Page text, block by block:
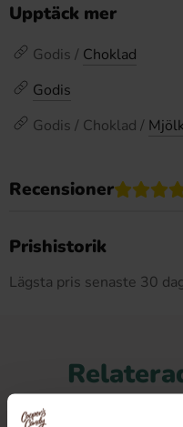
Upptäck mer
Godis / Choklad
Godis
Godis / Choklad /
Recensioner
Prishistorik
Lägsta pris senaste 30